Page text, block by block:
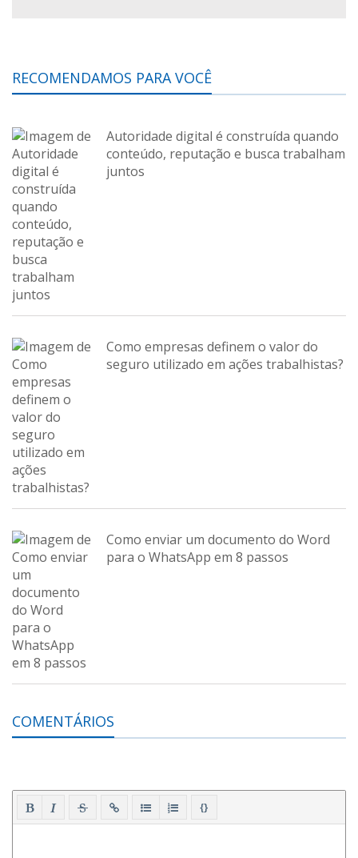
RECOMENDAMOS PARA VOCÊ
Autoridade digital é construída quando
conteúdo, reputação e busca trabalham
juntos
Como empresas definem o valor do
seguro utilizado em ações trabalhistas?
Como enviar um documento do Word
para o WhatsApp em 8 passos
COMENTÁRIOS
{}